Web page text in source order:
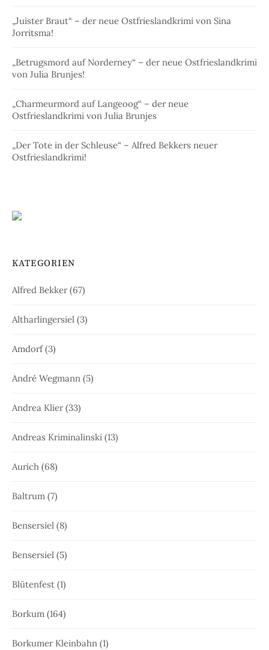
„Juister Braut“ – der neue Ostfrieslandkrimi von Sina
Jorritsma!
„Betrugsmord auf Norderney“ – der neue Ostfrieslandkrimi
von Julia Brunjes!
„Charmeurmord auf Langeoog“ – der neue
Ostfrieslandkrimi von Julia Brunjes
„Der Tote in der Schleuse“ – Alfred Bekkers neuer
Ostfrieslandkrimi!
KATEGORIEN
Alfred Bekker(67)
Altharlingersiel (3)
Amdorf(3)
André Wegmann (5)
Andrea Klier(33)
Andreas Kriminalinski (13)
Aurich (68)
Baltrum (7)
Bensersiel (8)
Bensersiel (5)
Blütenfest (1)
Borkum (164)
Borkumer Kleinbahn (1)